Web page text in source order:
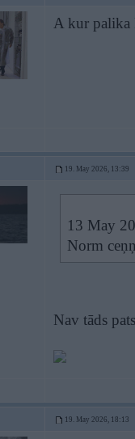
A kur
19. May 2026, 13:39
13 May
Norm
Nav tāds
19. May 2026, 18:13